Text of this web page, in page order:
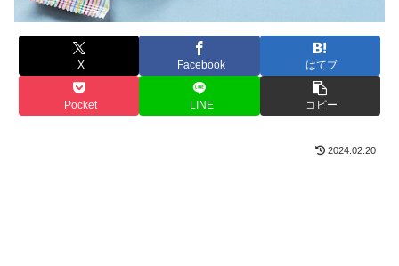
X Facebook はてブ
Pocket LINE コピー
2024.02.20